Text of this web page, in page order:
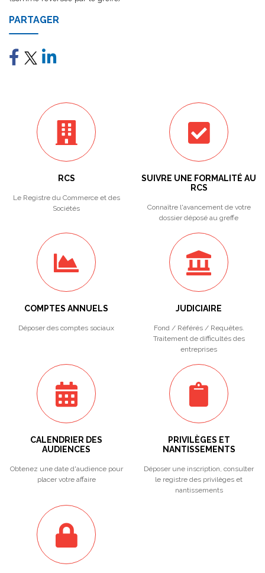
PARTAGER
RCS
Le Registre du Commerce et des
Sociétés
SUIVRE UNE FORMALITÉ AU
RCS
Connaître l'avancement de votre
dossier déposé au greffe
COMPTES ANNUELS
Déposer des comptes sociaux
JUDICIAIRE
Fond / Référés / Requêtes.
Traitement de difficultés des
entreprises
CALENDRIER DES
AUDIENCES
Obtenez une date d'audience pour
placer votre affaire
PRIVILÈGES ET
NANTISSEMENTS
Déposer une inscription, consulter
le registre des privilèges et
nantissements